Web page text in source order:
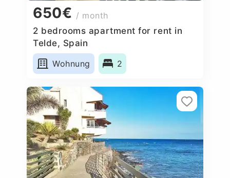
650€ / month
2 bedrooms apartment for rent in
Telde, Spain
Wohnung
2